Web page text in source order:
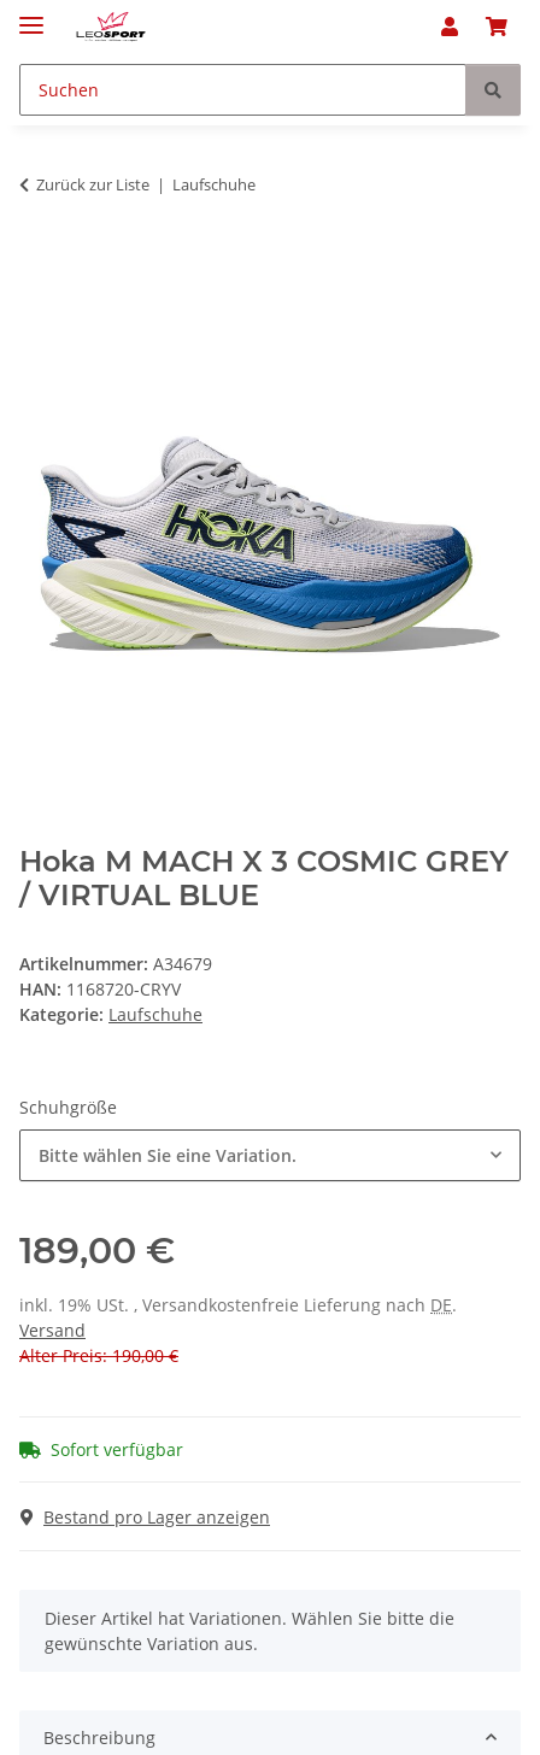
Zurück zur Liste Laufschuhe
Hoka M MACH X 3 COSMIC GREY
/ VIRTUAL BLUE
Artikelnummer: A34679
HAN: 1168720-CRYV
Kategorie: Laufschuhe
Schuhgröße
Bitte wählen Sie eine Variation.
189,00 €
inkl. 19% USt. , Versandkostenfreie Lieferung nach DE.
Versand
Alter Preis: 190,00 €
Sofort verfügbar
Bestand pro Lager anzeigen
x
Dieser Artikel hat Variationen. Wählen Sie bitte die
gewünschte Variation aus.
Beschreibung